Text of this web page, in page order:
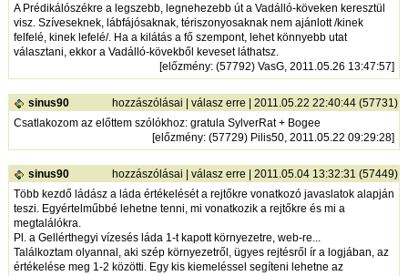
A Prédikálószékre a legszebb, legnehezebb út a Vadálló-köveken keresztül
visz. Szíveseknek, lábfájósaknak, tériszonyosaknak nem ajánlott /kinek
felfelé, kinek lefelé/. Ha a kilátás a fő szempont, lehet könnyebb utat
választani, ekkor a Vadálló-kövekből keveset láthatsz.
[előzmény: (57792) VasG, 2011.05.26 13:47:57]
sinus90 hozzászólásai |válasz erre | 2011.05.22 22:40:44 (57731)
Csatlakozom az előttem szólókhoz: gratula SylverRat + Bogee
[előzmény: (57729) Pilis50, 2011.05.22 09:29:28]
sinus90 hozzászólásai |válasz erre | 2011.05.04 13:32:31 (57449)
Több kezdő ládász a láda értékelését a rejtőkre vonatkozó javaslatok alapján
teszi. Egyértelműbbé lehetne tenni, mi vonatkozik a rejtőkre és mi a
megtalálókra.
Pl. a Gellérthegyi vízesés láda 1-t kapott környezetre, web-re...
Találkoztam olyannal, aki szép környezetről, ügyes rejtésről ír a logjában, az
értékelése meg 1-2 közötti. Egy kis kiemeléssel segíteni lehetne az